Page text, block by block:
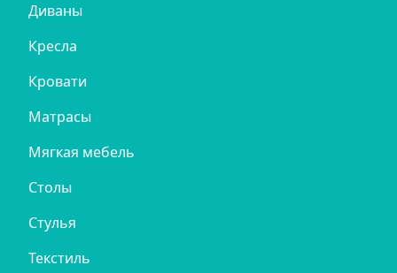
Диваны
Кресла
Кровати
Матрасы
Мягкая мебель
Столы
Стулья
Текстиль